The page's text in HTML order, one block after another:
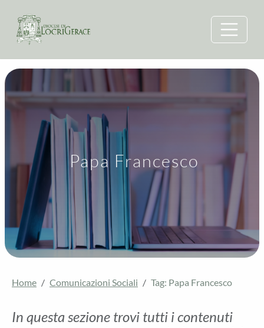
Papa Francesco
Home Comunicazioni Sociali Tag: Papa Francesco
In questa sezione trovi tutti i contenuti